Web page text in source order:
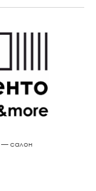
— салон